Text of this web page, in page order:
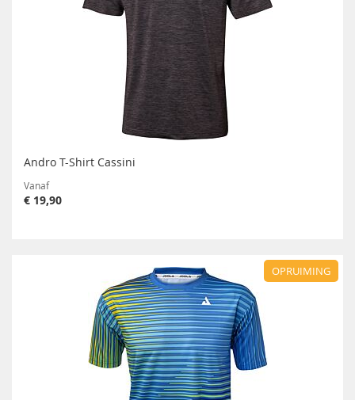
Andro T-Shirt Cassini
Vanaf
€ 19,90
OPRUIMING